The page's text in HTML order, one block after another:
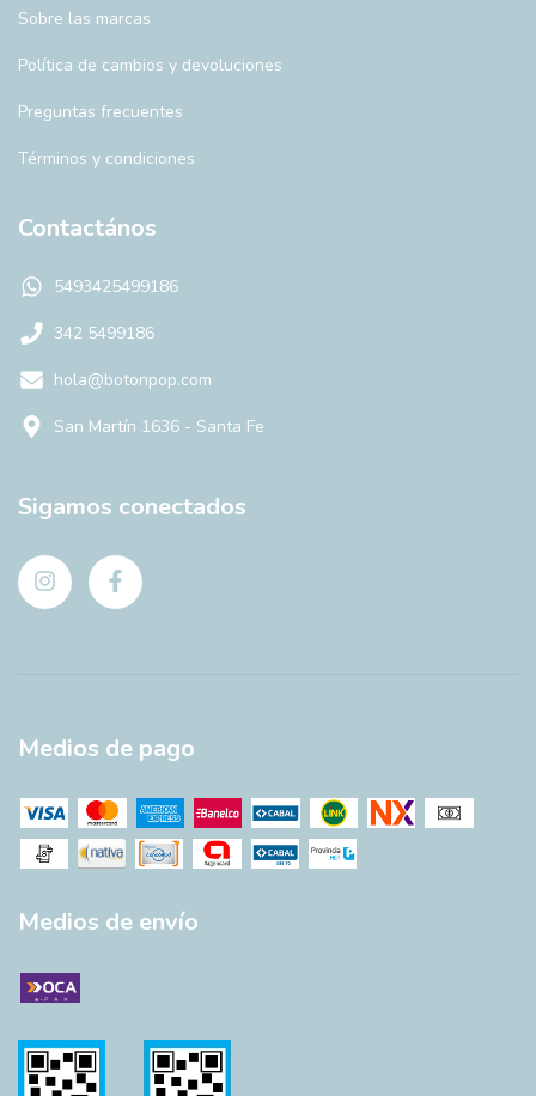
Sobre las marcas
Política de cambios y devoluciones
Preguntas frecuentes
Términos y condiciones
Contactános
5493425499186
342 5499186
hola@botonpop.com
San Martín 1636 - Santa Fe
Sigamos conectados
Medios de pago
Medios de envío